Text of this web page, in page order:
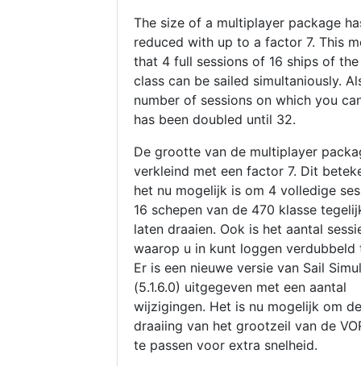
The size of a multiplayer package
reduced with up to a factor 7. This
that 4 full sessions of 16 ships of
class can be sailed simultaniously.
number of sessions on which you
has been doubled until 32.
De grootte van de multiplayer
verkleind met een factor 7. Dit
het nu mogelijk is om 4 volledige
16 schepen van de 470 klasse
laten draaien. Ook is het aantal
waarop u in kunt loggen verdubbeld
Er is een nieuwe versie van Sail
(5.1.6.0) uitgegeven met een aantal
wijzigingen. Het is nu mogelijk om de
draaiing van het grootzeil van de
te passen voor extra snelheid.